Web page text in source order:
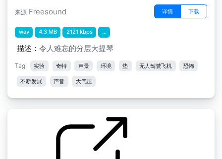
来源 Freesound 详情 下载
wav 4.3 MB 2121 kbps ...
描述： 令人难忘的分层大提琴
Tag: 实验 奇特 声景 环境 垫 无人驾驶飞机 恐怖
不断发展 声音 大气压